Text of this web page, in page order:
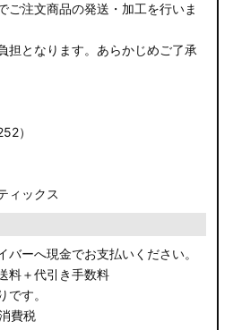
/スパーダ
ダ
ご注文商品の発送・加工を行いま
担となります。あらかじめご了承
）
ィックス
ーへ現金でお支払いください。
料＋代引き手数料
す。
費税